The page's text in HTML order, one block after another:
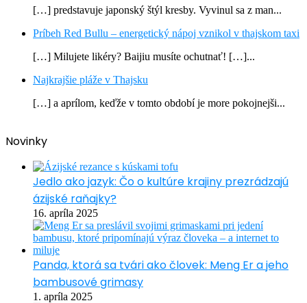
[…] predstavuje japonský štýl kresby. Vyvinul sa z man...
Príbeh Red Bullu – energetický nápoj vznikol v thajskom taxi
[…] Milujete likéry? Baijiu musíte ochutnať! […]...
Najkrajšie pláže v Thajsku
[…] a aprílom, keďže v tomto období je more pokojnejši...
Novinky
Jedlo ako jazyk: Čo o kultúre krajiny prezrádzajú
ázijské raňajky?
16. apríla 2025
Panda, ktorá sa tvári ako človek: Meng Er a jeho
bambusové grimasy
1. apríla 2025